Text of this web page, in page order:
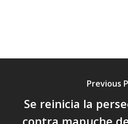
Previous
Se reinicia la
contra mapuche